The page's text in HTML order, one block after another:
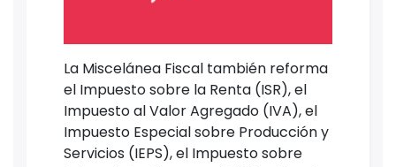
La Miscelánea Fiscal también reforma
el Impuesto sobre la Renta (ISR), el
Impuesto al Valor Agregado (IVA), el
Impuesto Especial sobre Producción y
Servicios (IEPS), el Impuesto sobre